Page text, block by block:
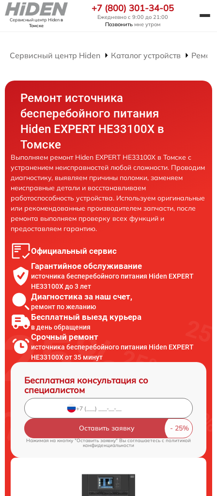
Сервисный центр Hidenв
Томске
+7 (800) 301-34-05
Ежедневно с 9:00 до 21:00
Позвонить мне утром
Сервисный центр Hiden Каталог устройств
Ремонт источника
бесперебойного питания
Hiden EXPERT HE33100X в
Томске
Выполняем ремонт Hiden EXPERT HE33100X в Томске с
устранением неисправностей любой сложности. Проводим
диагностику, выявляем причины поломки, заменяем
неисправные детали и восстанавливаем
работоспособность устройства. Используем оригинальные
или рекомендованные производителем запчасти, после
ремонта выполняем проверку всех функций и
предоставляем гарантию.
Официальный сервис
Гарантийное обслуживание
источника бесперебойного питания Hiden EXPERT
HE33100X до 3 лет
Диагностика за наш счет,
ремонт по желанию
Бесплатный выезд курьера
в день обращения
Срочный ремонт
источника бесперебойного питания Hiden EXPERT
HE33100X от 35 минут
Бесплатная консультация со
специалистом
Оставить заявку
Нажимая на кнопку "Оставить заявку" Вы соглашаетесь c политикой
конфиденциальности